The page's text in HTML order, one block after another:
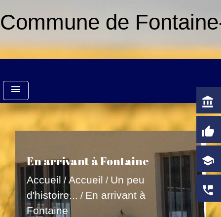
Commune de
menu
En arrivant à Fontaine
Accueil /Accueil / Un peu
d'histoire... / En arrivant à
Fontaine
account_balance
thumb_up
school
perm_phone_msg